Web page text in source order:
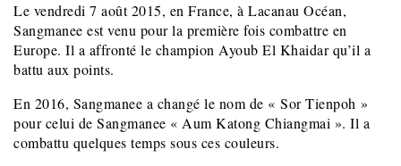
Le vendredi 7 août 2015, en France, à Lacanau Océan,
Sangmanee est venu pour la première fois combattre en
Europe. Il a affronté le champion Ayoub El Khaidar qu’il a
battu aux points.
En 2016, Sangmanee a changé le nom de « Sor Tienpoh »
pour celui de Sangmanee « Aum Katong Chiangmai ». Il a
combattu quelques temps sous ces couleurs.